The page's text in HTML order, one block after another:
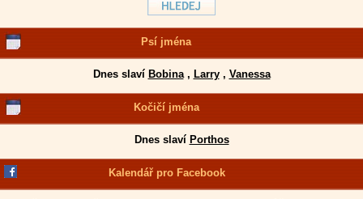
Psí jména
Dnes slaví Bobina, Larry, Vanessa
Kočičí jména
Dnes slaví Porthos
Kalendář pro Facebook